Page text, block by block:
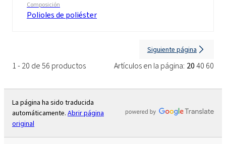
Composición
Polioles de poliéster
1 - 20 de 56 productos Artículos en la página: 2040 60
Siguiente página
La página ha sido traducida
automáticamente. Abrir página
original